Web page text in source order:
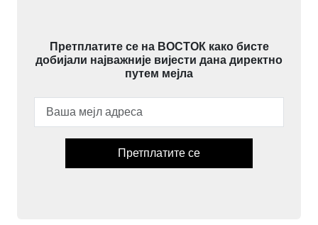
Претплатите се на ВОСТОК како бисте
добијали најважније вијести дана директно
путем мејла
Претплатите се